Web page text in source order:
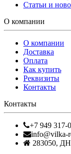
Статьи и
О компании
О компании
Доставка
Оплата
Как купить
Реквизиты
Контакты
Контакты
+7 949 317-
info@vilka-
283050,